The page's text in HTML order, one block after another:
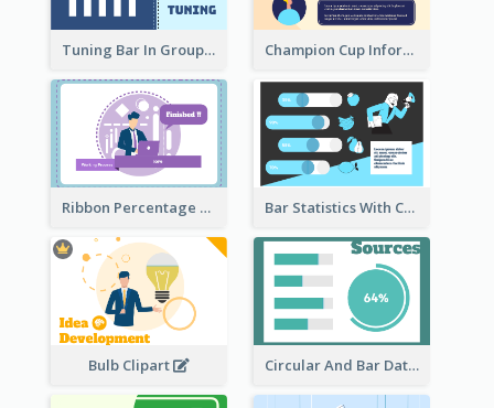
Tuning Bar In Groups Champion Cup Informative Record
Ribbon Percentage Measurement Bar Statistics With Comparison
Bulb Clipart Circular And Bar Data